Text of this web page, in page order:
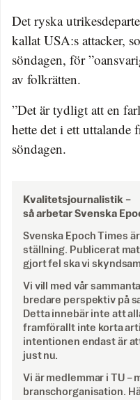
Det ryska
kallat USA:s attacker,
söndagen, för
av folkrätten.
”Det är tydligt att en
hette det i ett uttalande
söndagen.
Kvalitetsjournalistik –
så arbetar Svenska
Svenska Epoch Times
ställning. Publicerat
gjort fel ska vi
Vi vill med vår
bredare perspektiv på
Detta innebär inte att
framförallt inte korta
intentionen endast är
just nu.
Vi är medlemmar i TU –
branschorganisation.